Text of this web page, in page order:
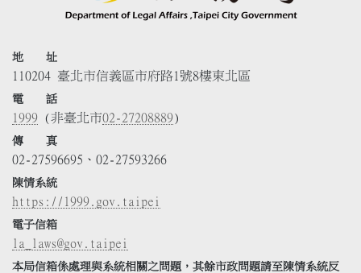
地 址
110204 臺北市信義區市府路1號8樓東北區
電 話
1999 (非臺北市02-27208889)
傳 真
02-27596695、02-27593266
陳情系統
https://1999.gov.taipei
電子信箱
la_laws@gov.taipei
本局信箱係處理與系統相關之問題，其餘市政問題請至陳情系統反